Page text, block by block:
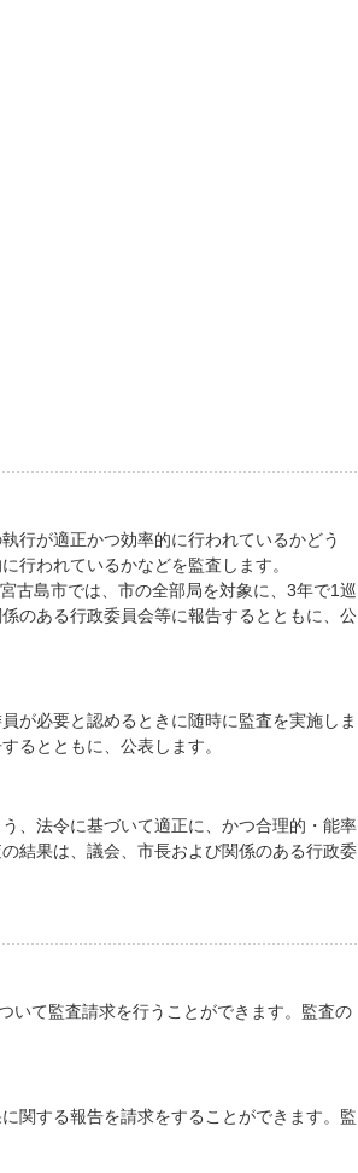
行が適正かつ効率的に行われているかどう
行われているかなどを監査します。
古島市では、市の全部局を対象に、3年で1巡
のある行政委員会等に報告するとともに、公
が必要と認めるときに随時に監査を実施しま
るとともに、公表します。
、法令に基づいて適正に、かつ合理的・能率
結果は、議会、市長および関係のある行政委
いて監査請求を行うことができます。監査の
関する報告を請求をすることができます。監